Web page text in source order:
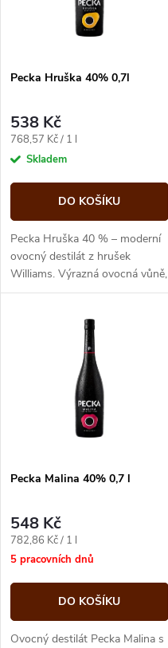
p
r
o
d
u
k
s
p
r
o
d
u
Pecka Hruška 40% 0,7l
538 Kč
Měrná
cena:
768,57 Kč / 1 l
Skladem
DO KOŠÍKU
Pecka Hruška 40 % – moderní
ovocný destilát z hrušek
Williams. Výrazná ovocná vůně,
jemně sladká chuť a hladký
Pecka Malina 40% 0,7 l
548 Kč
Měrná
cena:
782,86 Kč / 1 l
5 pracovních dnů
DO KOŠÍKU
Ovocný destilát Pecka Malina s